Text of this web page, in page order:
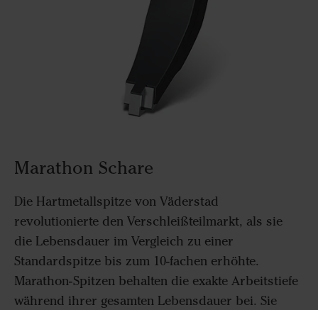
Marathon Schare
Die Hartmetallspitze von Väderstad
revolutionierte den Verschleißteilmarkt, als sie
die Lebensdauer im Vergleich zu einer
Standardspitze bis zum 10-fachen erhöhte.
Marathon-Spitzen behalten die exakte Arbeitstiefe
während ihrer gesamten Lebensdauer bei. Sie